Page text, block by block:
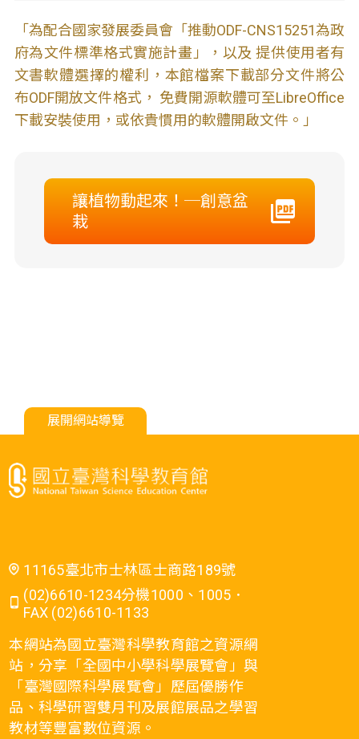
「為配合國家發展委員會「推動ODF-CNS15251為政
府為文件標準格式實施計畫」，以及 提供使用者有
文書軟體選擇的權利，本館檔案下載部分文件將公
布ODF開放文件格式， 免費開源軟體可至LibreOffice
下載安裝使用，或依貴慣用的軟體開啟文件。」
讓植物動起來！─創意盆
栽
展開網站導覽
11165臺北市士林區士商路189號
(02)6610-1234分機1000、1005．
FAX (02)6610-1133
本網站為國立臺灣科學教育館之資源網
站，分享「全國中小學科學展覽會」與
「臺灣國際科學展覽會」歷屆優勝作
品、科學研習雙月刊及展館展品之學習
教材等豐富數位資源。